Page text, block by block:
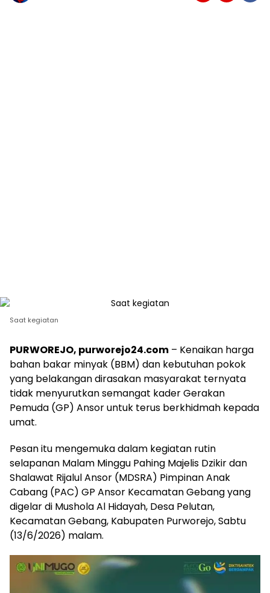
Saat kegiatan
PURWOREJO, purworejo24.com – Kenaikan harga
bahan bakar minyak (BBM) dan kebutuhan pokok
yang belakangan dirasakan masyarakat ternyata
tidak menyurutkan semangat kader Gerakan
Pemuda (GP) Ansor untuk terus berkhidmah kepada
umat.
Pesan itu mengemuka dalam kegiatan rutin
selapanan Malam Minggu Pahing Majelis Dzikir dan
Shalawat Rijalul Ansor (MDSRA) Pimpinan Anak
Cabang (PAC) GP Ansor Kecamatan Gebang yang
digelar di Mushola Al Hidayah, Desa Pelutan,
Kecamatan Gebang, Kabupaten Purworejo, Sabtu
(13/6/2026) malam.